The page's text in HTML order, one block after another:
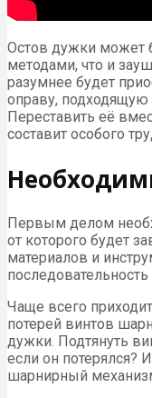
Остов дужки может
методами, что и
разумнее будет
оправу, подходящую
Переставить её
составит особого
Первым делом
от которого будет
материалов и
Чаще всего
потерей винтов
дужки. Подтянуть
если он потерялся?
шарнирный